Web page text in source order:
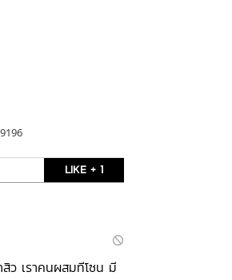
LIKE + 1
เราคนผสมทีโซน มี